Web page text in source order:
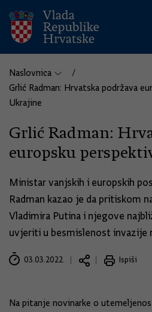
Naslovnica
Grlić Radman: Hrvatska podržava
Ukrajine
Grlić Radman:
europsku
Ministar vanjskih i europskih
Radman kazao je da pritiskom
Vladimira Putina i njegove
uvjeriti u besmislenost invazije
03.03.2022. Ispiši
Na pitanje novinarke o